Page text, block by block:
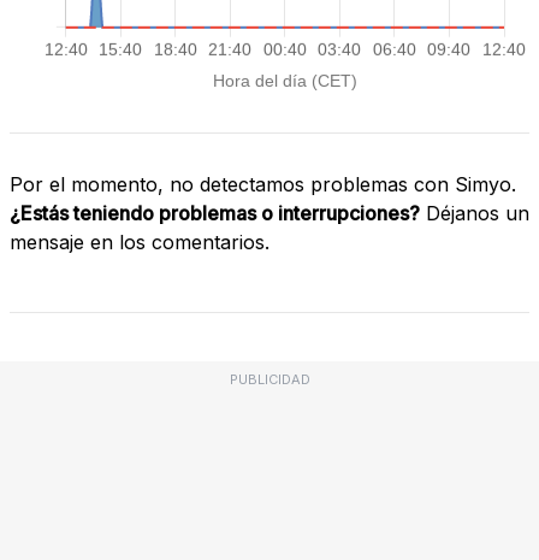
Por el momento, no detectamos problemas con Simyo.
¿Estás teniendo problemas o interrupciones? Déjanos un
mensaje en los comentarios.
PUBLICIDAD